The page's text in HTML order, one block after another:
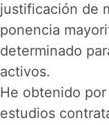
justificación de
ponencia
determinado
activos.
He obtenido
estudios